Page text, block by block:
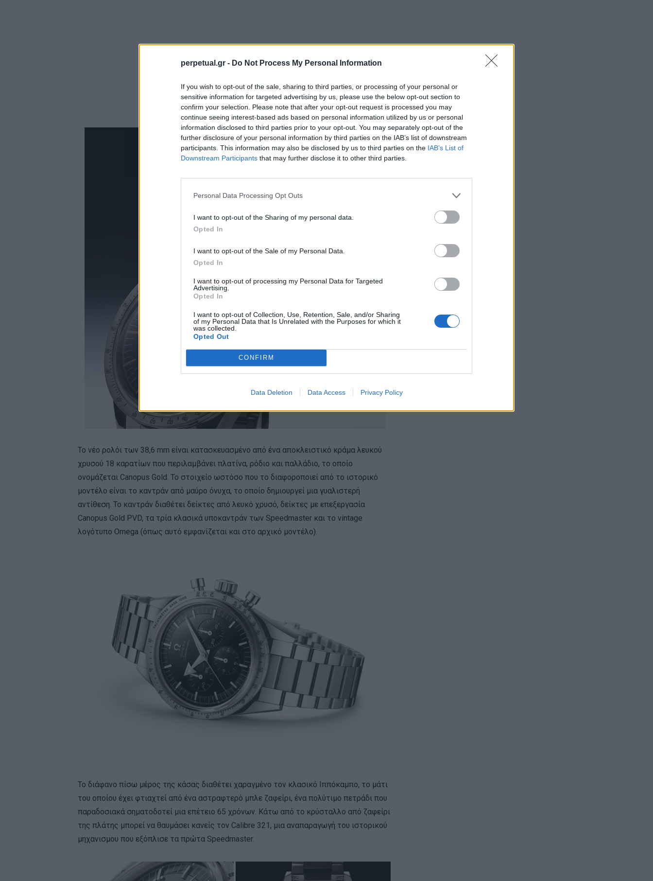
perpetual.gr - Do Not Process My Personal Information
If you wish to opt-out of the sale, sharing to third parties, or processing of your personal or
sensitive information for targeted advertising by us, please use the below opt-out section to
confirm your selection. Please note that after your opt-out request is processed you may
continue seeing interest-based ads based on personal information utilized by us or personal
information disclosed to third parties prior to your opt-out. You may separately opt-out of the
further disclosure of your personal information by third parties on the IAB’s list of downstream
participants. This information may also be disclosed by us to third parties on the IAB’s List of
Downstream Participants that may further disclose it to other third parties.
Personal Data Processing Opt Outs
I want to opt-out of the Sharing of my personal data.
Opted In
I want to opt-out of the Sale of my Personal Data.
Opted In
I want to opt-out of processing my Personal Data for Targeted
Advertising.
Opted In
I want to opt-out of Collection, Use, Retention, Sale, and/or Sharing
of my Personal Data that Is Unrelated with the Purposes for which it
was collected.
Opted Out
CONFIRM
Data Deletion Data Access Privacy Policy
Το νέο ρολόι των 38,6 mm είναι κατασκευασμένο από ένα αποκλειστικό κράμα λευκού
χρυσού 18 καρατίων που περιλαμβάνει πλατίνα, ρόδιο και παλλάδιο, το οποίο
ονομάζεται Canopus Gold. Το στοιχείο ωστόσο που το διαφοροποιεί από το ιστορικό
μοντέλο είναι το καντράν από μαύρο όνυχα, το οποίο δημιουργεί μια γυαλιστερή
αντίθεση. Το καντράν διαθέτει δείκτες από λευκό χρυσό, δείκτες με επεξεργασία
Canopus Gold PVD, τα τρία κλασικά υποκαντράν των Speedmaster και το vintage
λογότυπο Omega (όπως αυτό εμφανίζεται και στο αρχικό μοντέλο).
Το διάφανο πίσω μέρος της κάσας διαθέτει χαραγμένο τον κλασικό Ιππόκαμπο, το μάτι
του οποίου έχει φτιαχτεί από ένα αστραφτερό μπλε ζαφείρι, ένα πολύτιμο πετράδι που
παραδοσιακά σηματοδοτεί μια επέτειο 65 χρόνων. Κάτω από το κρύσταλλο από ζαφείρι
της πλάτης μπορεί να θαυμάσει κανείς τον Calibre 321, μια αναπαραγωγή του ιστορικού
μηχανισμου που εξόπλισε τα πρώτα Speedmaster.